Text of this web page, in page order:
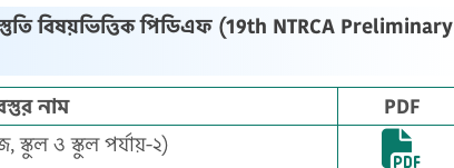
বিষয়ভিত্তিক পিডিএফ (19th NTRCA Preliminary
নাম
PDF
স্কুল ও স্কুল পর্যায়-২)